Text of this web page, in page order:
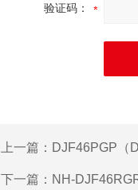
验证码：
上一篇： DJF46PGP（
下一篇： NH-